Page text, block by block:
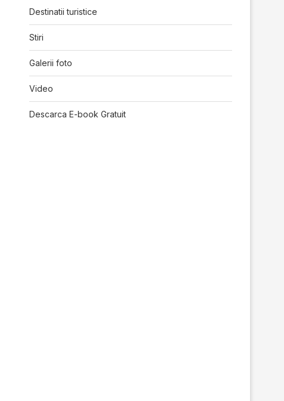
Destinatii turistice
Stiri
Galerii foto
Video
Descarca E-book Gratuit